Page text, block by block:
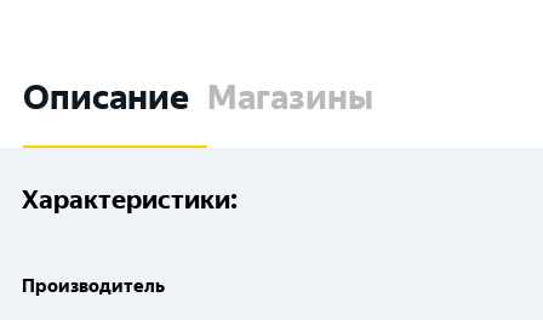
Описание Магазины
Характеристики:
Производитель